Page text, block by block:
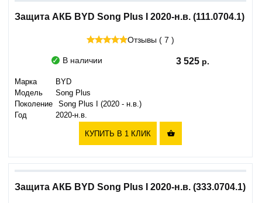
Защита АКБ BYD Song Plus I 2020-н.в. (111.0704.1)
Отзывы ( 7 )
В наличии 3 525
Марка
BYD
Модель
Song Plus
Поколение
Song Plus I (2020 - н.в.)
Год
2020-н.в.
КУПИТЬ В 1 КЛИК 
Защита АКБ BYD Song Plus I 2020-н.в. (333.0704.1)